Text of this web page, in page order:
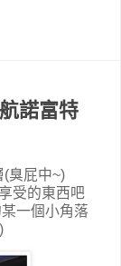
諾富特
(臭屁中~)
受的東西吧
一個小角落